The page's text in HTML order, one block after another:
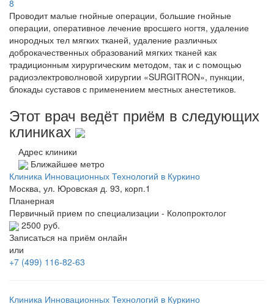
8
Проводит малые гнойные операции, большие гнойные
операции, оперативное лечение вросшего ногтя, удаление
инородных тел мягких тканей, удаление различных
доброкачественных образований мягких тканей как
традиционным хирургическим методом, так и с помощью
радиоэлектроволновой хирургии «SURGITRON», пункции,
блокады суставов с применением местных анестетиков.
Этот врач ведёт приём в следующих
клиниках
Адрес клиники
Ближайшее метро
Клиника Инновационных Технологий в Куркино
Москва, ул. Юровская д. 93, корп.1
Планерная
Первичный прием по специализации - Колопроктолог
2500 руб.
Записаться на приём онлайн
или
+7 (499) 116-82-63
Клиника Инновационных Технологий в Куркино